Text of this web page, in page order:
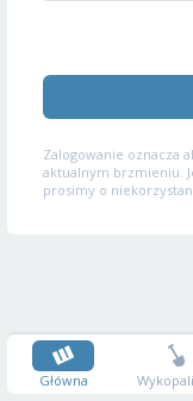
Zalogowanie oznacza
aktualnym brzmieniu.
prosimy o
Główna